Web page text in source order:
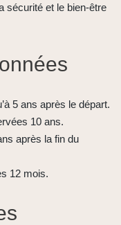
sécurité et le bien-être
5 ans après le départ.
10 ans.
après la fin du
12 mois.